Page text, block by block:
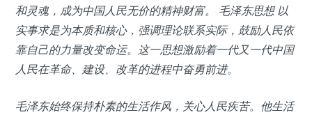
和灵魂，成为中国人民无价的精神财富。 毛泽东思想以
实事求是为本质和核心，强调理论联系实际，鼓励人民依
靠自己的力量改变命运。这一思想激励着一代又一代中国
人民在革命、建设、改革的进程中奋勇前进。
毛泽东始终保持朴素的生活作风，关心人民疾苦。他生活